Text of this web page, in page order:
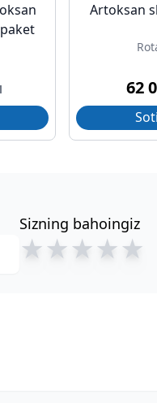
Artoksan
62
Sizning bahoingiz
★★★★★